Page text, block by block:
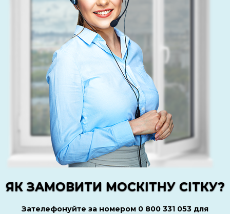
ЯК ЗАМОВИТИ МОСКІТНУ СІТКУ?
Зателефонуйте за номером 0 800 331 053 для